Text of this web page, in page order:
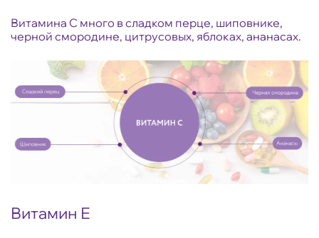
Витамина С много в сладком перце, шиповнике,
черной смородине, цитрусовых, яблоках, ананасах.
Витамин Е